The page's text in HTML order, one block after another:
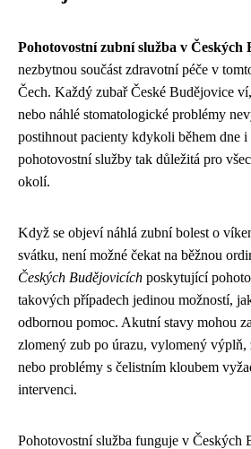
Pohotovostní zubní služba v Českých
nezbytnou součást zdravotní péče v
Čech. Každý zubař České Budějovice
nebo náhlé stomatologické problémy
postihnout pacienty kdykoli během dne
pohotovostní služby tak důležitá pro
okolí.
Když se objeví náhlá zubní bolest o
svátku, není možné čekat na běžnou
Českých Budějovicích poskytující
takových případech jedinou možností,
odbornou pomoc. Akutní stavy mohou
zlomený zub po úrazu, vylomený výplň,
nebo problémy s čelistním kloubem
intervenci.
Pohotovostní služba funguje v Českých